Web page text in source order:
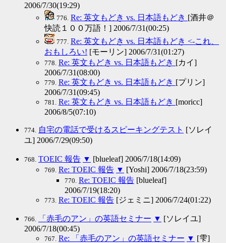
2006/7/30(19:29)
776. Re: 英文もどき vs. 日本語もどき [酒井＠
快読１００万語！] 2006/7/31(00:25)
777. Re: 英文もどき vs. 日本語もどき <-これ、
おもしろい! [モーリン] 2006/7/31(01:27)
778. Re: 英文もどき vs. 日本語もどき [カイ]
2006/7/31(08:00)
779. Re: 英文もどき vs. 日本語もどき [プリン]
2006/7/31(09:45)
781. Re: 英文もどき vs. 日本語もどき [moricc]
2006/8/5(07:10)
774. 自宅の電話で受けるスピーキングテスト [ソレイ
ユ] 2006/7/29(09:50)
768. TOEIC 報告 ▼ [blueleaf] 2006/7/18(14:09)
769. Re: TOEIC 報告 ▼ [Yoshi] 2006/7/18(23:59)
770. Re: TOEIC 報告 [blueleaf]
2006/7/19(18:20)
773. Re: TOEIC 報告 [ジェミニ] 2006/7/24(01:22)
766. 「赤毛のアン」の英語セミナー ▼ [ソレイユ]
2006/7/18(00:45)
767. Re: 「赤毛のアン」の英語セミナー ▼ [雫]